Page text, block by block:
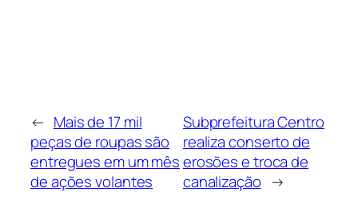
← Mais de 17 mil
peças de roupas são
entregues em um mês
de ações volantes
Subprefeitura Centro
realiza conserto de
erosões e troca de
canalização →